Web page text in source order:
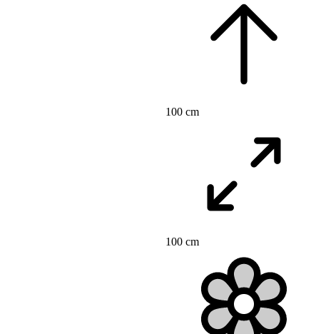
100 cm
100 cm